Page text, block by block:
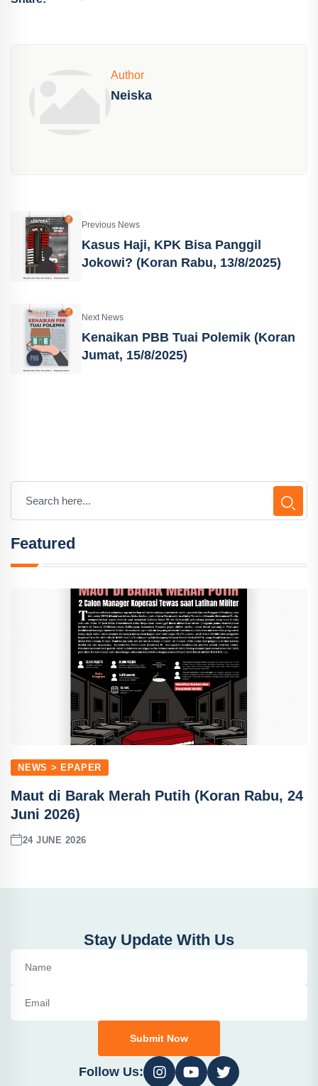
Author
Neiska
Previous News
Kasus Haji, KPK Bisa Panggil
Jokowi? (Koran Rabu, 13/8/2025)
Next News
Kenaikan PBB Tuai Polemik (Koran
Jumat, 15/8/2025)
Featured
NEWS > EPAPER
Maut di Barak Merah Putih (Koran Rabu, 24
Juni 2026)
24 JUNE 2026
Stay Update With Us
Submit Now
Follow Us: